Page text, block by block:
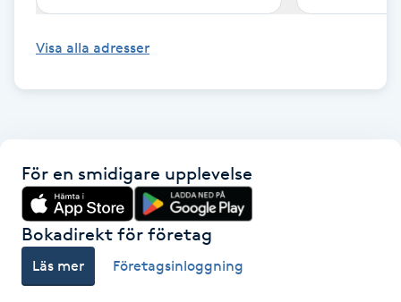
Keratinbehandling
Kinesiologi
Klangmassage
Klippning
Visa alla adresser
För en smidigare upplevelse
Bokadirekt för företag
Läs mer Företagsinloggning